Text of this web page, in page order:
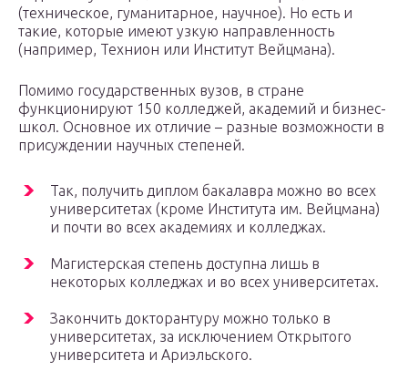
(техническое, гуманитарное, научное). Но есть и
такие, которые имеют узкую направленность
(например, Технион или Институт Вейцмана).
Помимо государственных вузов, в стране
функционируют 150 колледжей, академий и бизнес-
школ. Основное их отличие – разные возможности в
присуждении научных степеней.
Так, получить диплом бакалавра можно во всех
университетах (кроме Института им. Вейцмана)
и почти во всех академиях и колледжах.
Магистерская степень доступна лишь в
некоторых колледжах и во всех университетах.
Закончить докторантуру можно только в
университетах, за исключением Открытого
университета и Ариэльского.